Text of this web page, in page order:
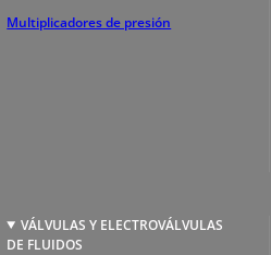
Multiplicadores de presión
VÁLVULAS Y ELECTROVÁLVULAS
DE FLUIDOS